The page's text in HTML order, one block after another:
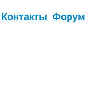
Контакты Форум